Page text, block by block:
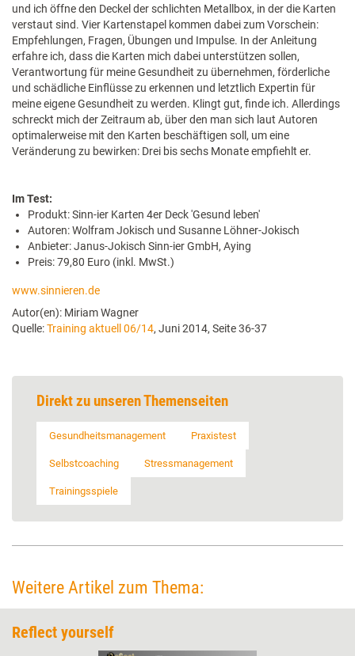
und ich öffne den Deckel der schlichten Metallbox, in der die Karten
verstaut sind. Vier Kartenstapel kommen dabei zum Vorschein:
Empfehlungen, Fragen, Übungen und Impulse. In der Anleitung
erfahre ich, dass die Karten mich dabei unterstützen sollen,
Verantwortung für meine Gesundheit zu übernehmen, förderliche
und schädliche Einflüsse zu erkennen und letztlich Expertin für
meine eigene Gesundheit zu werden. Klingt gut, finde ich. Allerdings
schreckt mich der Zeitraum ab, über den man sich laut Autoren
optimalerweise mit den Karten beschäftigen soll, um eine
Veränderung zu bewirken: Drei bis sechs Monate empfiehlt er.
Im Test:
Produkt: Sinn-ier Karten 4er Deck 'Gesund leben'
Autoren: Wolfram Jokisch und Susanne Löhner-Jokisch
Anbieter: Janus-Jokisch Sinn-ier GmbH, Aying
Preis: 79,80 Euro (inkl. MwSt.)
www.sinnieren.de
Autor(en): Miriam Wagner
Quelle:Training aktuell 06/14, Juni 2014, Seite 36-37
Direkt zu unseren Themenseiten
Gesundheitsmanagement Praxistest
Selbstcoaching Stressmanagement
Trainingsspiele
Weitere Artikel zum Thema:
Reflect yourself